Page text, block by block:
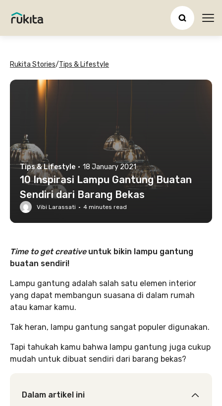
Rukita Stories/Tips & Lifestyle
Tips & Lifestyle · 18 January 2021
10 Inspirasi Lampu Gantung Buatan
Sendiri dari Barang Bekas
Vibi Larassati · 4 minutes read
Time to get creativeuntuk bikin lampu gantung
buatan sendiri!
Lampu gantung adalah salah satu elemen interior
yang dapat membangun suasana di dalam rumah
atau kamar kamu.
Tak heran, lampu gantung sangat populer digunakan.
Tapi tahukah kamu bahwa lampu gantung juga cukup
mudah untuk dibuat sendiri dari barang bekas?
Dalam artikel ini